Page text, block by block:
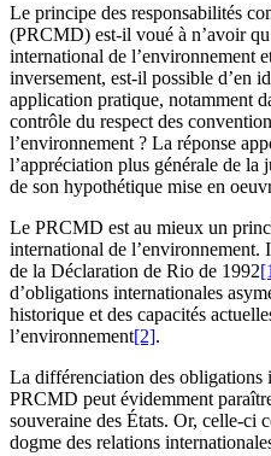
Le principe des responsabilités
(PRCMD) est-il voué à n’avoir
international de l’environnement
inversement, est-il possible d’en
application pratique, notamment
contrôle du respect des
l’environnement ? La réponse
l’appréciation plus générale de
de son hypothétique mise en
Le PRCMD est au mieux un
international de l’environnement.
de la Déclaration de Rio de 1992
d’obligations internationales
historique et des capacités
l’environnement[2].
La différenciation des obligations
PRCMD peut évidemment
souveraine des États. Or, celle-ci
dogme des relations